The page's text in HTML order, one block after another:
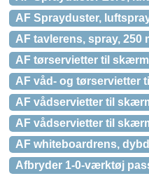
AF Sprayduster,
AF tavlerens, spray, 250
AF tørservietter til
AF våd- og tørservietter
AF vådservietter til
AF vådservietter til
AF whiteboardrens,
Afbryder 1-0-værktøj